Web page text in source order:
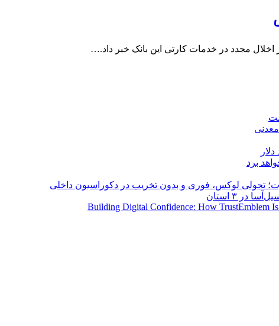
اخلال مجدد در خدمات کارتی این بانک خبر داد.…
برد
تحولی لوکس، فوری و بدون تخریب در دکوراسیون داخلی
Building Digital Confidence: How TrustEmblem